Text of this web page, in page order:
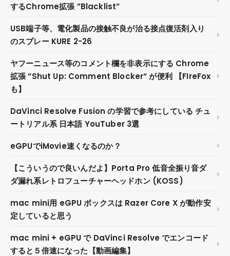
するChrome拡張 ”Blacklist”
USB端子等、電化製品の接触不良が治る接点復活剤入り
のスプレー KURE 2-26
ヤフーニュース等のコメント欄を非表示にする Chrome
拡張 “Shut Up: Comment Blocker“ が便利 【FIreFox
も】
DaVinci Resolve Fusion の学習で参考にしている チュ
ートリアル系 日本語 YouTuber 3選
eGPUでiMovie速くなるのか？
【こういうので良いんだよ】Porta Pro 低音全振り音ダ
ダ漏れ系レトロフューチャーヘッドホン (KOSS)
mac mini用 eGPU ボックスは Razer Core X が動作安
定していると思う
mac mini + eGPU で DaVinci Resolve でエンコード
すると５倍速になった【動画編集】